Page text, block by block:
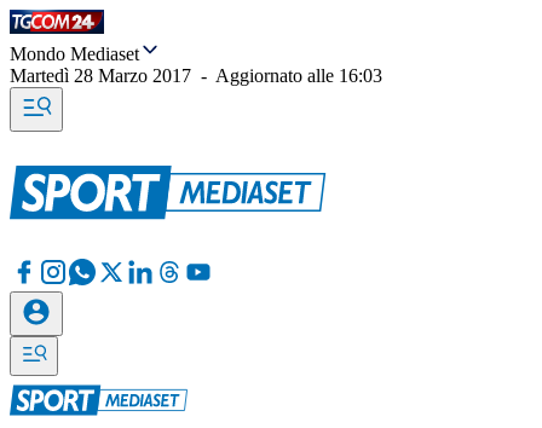
Mondo Mediaset
Martedì 28 Marzo 2017 - Aggiornato alle 16:03